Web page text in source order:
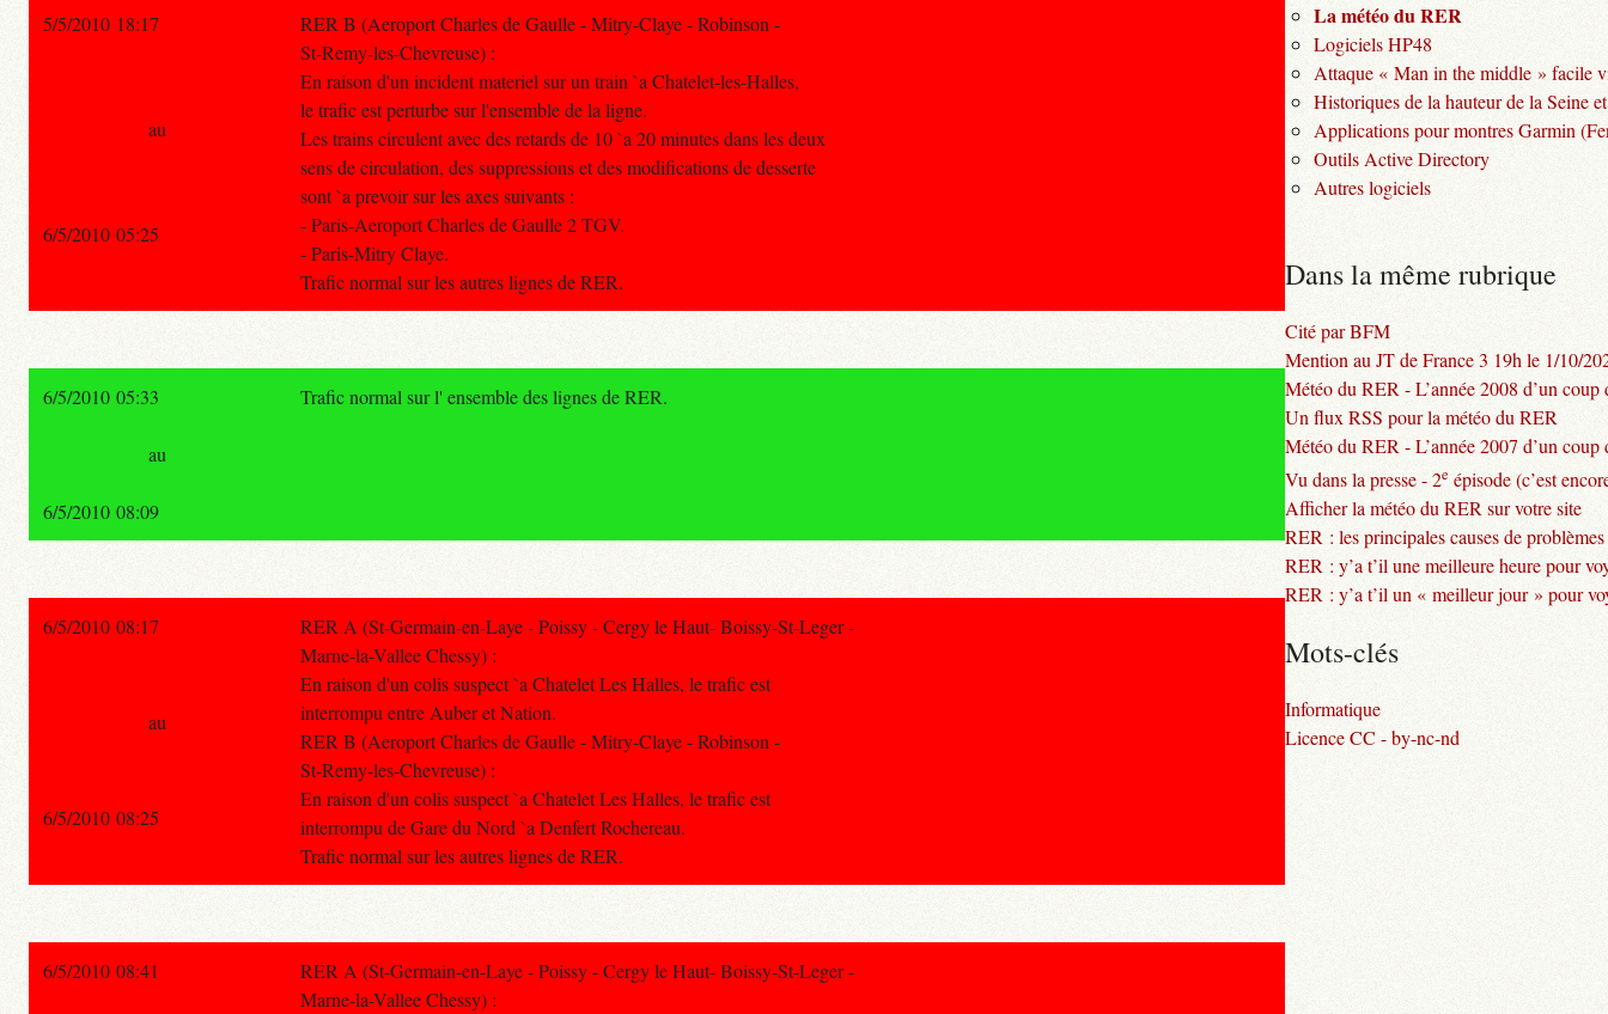
5/5/2010 18:17
RER B (Aeroport Charles de Gaulle - Mitry-Claye - Robinson -
St-Remy-les-Chevreuse) :
En raison d'un incident materiel sur un train `a Chatelet-les-Halles,
le trafic est perturbe sur l'ensemble de la ligne.
Les trains circulent avec des retards de 10 `a 20 minutes dans les deux
sens de circulation, des suppressions et des modifications de desserte
sont `a prevoir sur les axes suivants :
- Paris-Aeroport Charles de Gaulle 2 TGV.
- Paris-Mitry Claye.
Trafic normal sur les autres lignes de RER.
au
6/5/2010 05:25
6/5/2010 05:33 Trafic normal sur l' ensemble des lignes de RER.
au
6/5/2010 08:09
6/5/2010 08:17
RER A (St-Germain-en-Laye - Poissy - Cergy le Haut- Boissy-St-Leger -
Marne-la-Vallee Chessy) :
En raison d'un colis suspect `a Chatelet Les Halles, le trafic est
interrompu entre Auber et Nation.
RER B (Aeroport Charles de Gaulle - Mitry-Claye - Robinson -
St-Remy-les-Chevreuse) :
En raison d'un colis suspect `a Chatelet Les Halles, le trafic est
interrompu de Gare du Nord `a Denfert Rochereau.
Trafic normal sur les autres lignes de RER.
au
6/5/2010 08:25
6/5/2010 08:41
RER A (St-Germain-en-Laye - Poissy - Cergy le Haut- Boissy-St-Leger -
Marne-la-Vallee Chessy) :
La météo du RER
Logiciels HP48
Attaque « Man in the middle » facile
Historiques de la hauteur de la Seine
Applications pour montres Garmin
Outils Active Directory
Autres logiciels
Dans la même rubrique
Cité par BFM
Mention au JT de France 3 19h le 1/10/
Météo du RER - L’année 2008 d’un coup
Un flux RSS pour la météo du RER
Météo du RER - L’année 2007 d’un coup
Vu dans la presse - 2e épisode (c’est
Afficher la météo du RER sur votre site
RER : les principales causes de problèmes
RER : y’a t’il une meilleure heure pour
RER : y’a t’il un « meilleur jour » pour
Mots-clés
Informatique
Licence CC - by-nc-nd